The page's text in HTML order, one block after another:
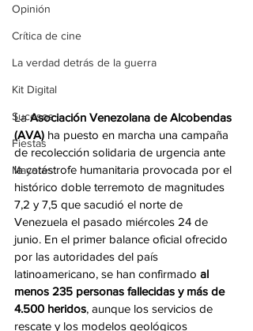
Opinión
Crítica de cine
La verdad detrás de la guerra
Kit Digital
Sucesos
Fiestas
Mayores
La Asociación Venezolana de Alcobendas
(AVA) ha puesto en marcha una campaña
de recolección solidaria de urgencia ante
la catástrofe humanitaria provocada por el
histórico doble terremoto de magnitudes
7,2 y 7,5 que sacudió el norte de
Venezuela el pasado miércoles 24 de
junio. En el primer balance oficial ofrecido
por las autoridades del país
latinoamericano, se han confirmado al
menos 235 personas fallecidas y más de
4.500 heridos, aunque los servicios de
rescate y los modelos geológicos